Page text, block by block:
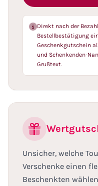
Direkt nach der
Bestellbestätigung
Geschenkgutschein
und Schenkenden-
Grußtext.
Unsicher, welche
Verschenke einen
Beschenkten wählen